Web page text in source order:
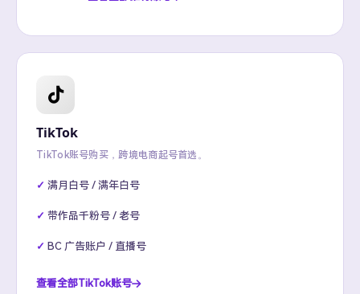
TikTok
TikTok账号购买，跨境电商起号首选。
满月白号 / 满年白号
带作品千粉号 / 老号
BC 广告账户 / 直播号
查看全部TikTok账号